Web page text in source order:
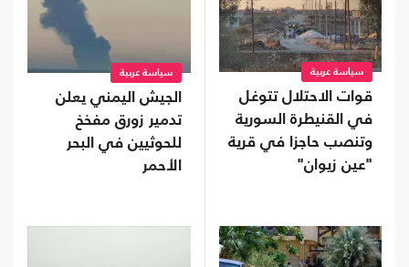
سياسة عربية
قوات الاحتلال تتوغل
في القنيطرة السورية
وتنصب حاجزا في قرية
"عين زيوان"
سياسة عربية
الجيش اليمني يعلن
تدمير زورق مفخخ
للحوثيين في البحر
الأحمر